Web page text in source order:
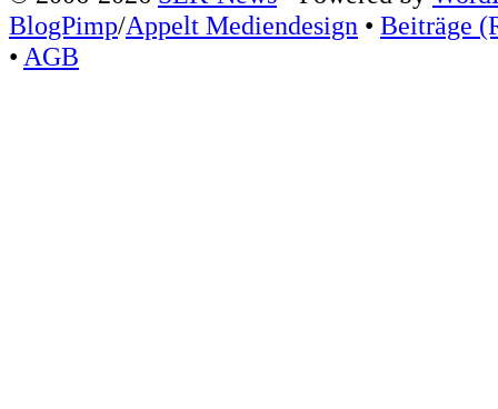
BlogPimp/Appelt Mediendesign • Beiträge
• AGB